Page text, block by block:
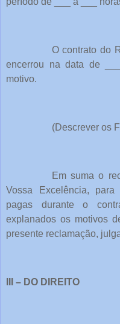
O contrato do
encerrou na data de
motivo.
(Descrever os
Em suma o
Vossa Excelência,
pagas durante o
explanados os motivos
presente reclamação,
III – DO DIREITO